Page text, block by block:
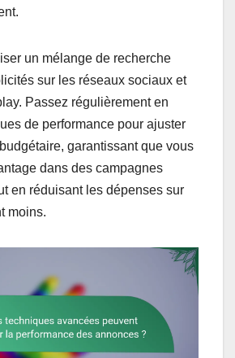
un mélange de recherche
sur les réseaux sociaux et
Passez régulièrement en
de performance pour ajuster
garantissant que vous
dans des campagnes
en réduisant les dépenses sur
moins.